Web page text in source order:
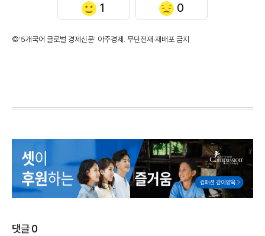
1 0
©'5개국어 글로벌 경제신문' 아주경제. 무단전재·재배포 금지
댓글0